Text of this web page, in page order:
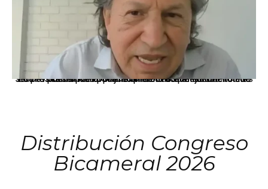
La presidenta Keiko Fujimori informó que la solicitud de indulto presentada por el expresidente Alejandro Toledo será evaluada por la Comisión de Gracias Presidenciales conforme al procedimiento establecido.
Distribución Congreso
Bicameral 2026